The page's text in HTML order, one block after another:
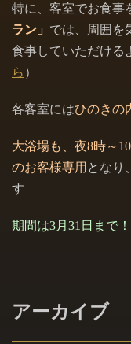
特に、客室でお食事
ラン」 では、周囲を
食事していただける
ら ）
各客室にはひのきの
大浴場も、夜8時～
のお客様専用 となり
す
期間は3月31日まで！
アーカイブ